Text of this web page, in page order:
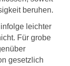
beruhen.
leichter
Für grobe
gesetzlich